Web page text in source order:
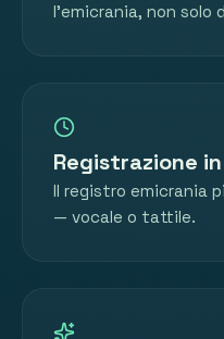
l'emicrania, non solo
Registrazione
Il registro emicrania
— vocale o tattile.